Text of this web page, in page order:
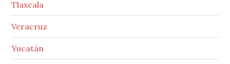
Tlaxcala
Veracruz
Yucatán